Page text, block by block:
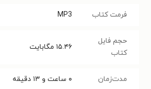
فرمت کتاب MP3
حجم فایل
کتاب
۱۵.۴۶ مگابایت
مدت‌زمان ۰ ساعت و ۱۳ دقیقه